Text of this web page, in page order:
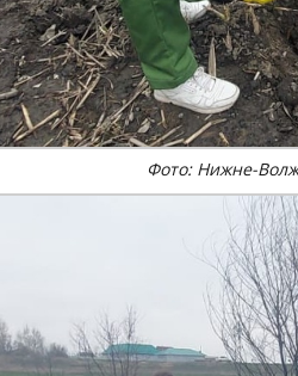
Фото: Нижне-